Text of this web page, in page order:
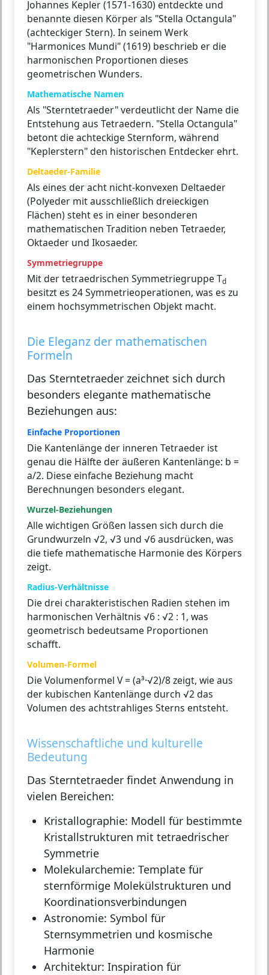
Johannes Kepler (1571-1630) entdeckte und
benannte diesen Körper als "Stella Octangula"
(achteckiger Stern). In seinem Werk
"Harmonices Mundi" (1619) beschrieb er die
harmonischen Proportionen dieses
geometrischen Wunders.
Mathematische Namen
Als "Sterntetraeder" verdeutlicht der Name die
Entstehung aus Tetraedern. "Stella Octangula"
betont die achteckige Sternform, während
"Keplerstern" den historischen Entdecker ehrt.
Deltaeder-Familie
Als eines der acht nicht-konvexen Deltaeder
(Polyeder mit ausschließlich dreieckigen
Flächen) steht es in einer besonderen
mathematischen Tradition neben Tetraeder,
Oktaeder und Ikosaeder.
Symmetriegruppe
Mit der tetraedrischen Symmetriegruppe Td
besitzt es 24 Symmetrieoperationen, was es zu
einem hochsymmetrischen Objekt macht.
Die Eleganz der mathematischen
Formeln
Das Sterntetraeder zeichnet sich durch
besonders elegante mathematische
Beziehungen aus:
Einfache Proportionen
Die Kantenlänge der inneren Tetraeder ist
genau die Hälfte der äußeren Kantenlänge: b =
a/2. Diese einfache Beziehung macht
Berechnungen besonders elegant.
Wurzel-Beziehungen
Alle wichtigen Größen lassen sich durch die
Grundwurzeln √2, √3 und √6 ausdrücken, was
die tiefe mathematische Harmonie des Körpers
zeigt.
Radius-Verhältnisse
Die drei charakteristischen Radien stehen im
harmonischen Verhältnis √6 : √2 : 1, was
geometrisch bedeutsame Proportionen
schafft.
Volumen-Formel
Die Volumenformel V = (a³·√2)/8 zeigt, wie aus
der kubischen Kantenlänge durch √2 das
Volumen des achtstrahliges Sterns entsteht.
Wissenschaftliche und kulturelle
Bedeutung
Das Sterntetraeder findet Anwendung in
vielen Bereichen:
Kristallographie: Modell für bestimmte
Kristallstrukturen mit tetraedrischer
Symmetrie
Molekularchemie: Template für
sternförmige Molekülstrukturen und
Koordinationsverbindungen
Astronomie: Symbol für
Sternsymmetrien und kosmische
Harmonie
Architektur: Inspiration für